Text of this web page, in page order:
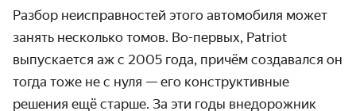
Разбор неисправностей этого автомобиля может
занять несколько томов. Во-первых, Patriot
выпуска­ется аж с 2005 года, причём создавался он
тогда тоже не с нуля — его конструктивные
решения ещё старше. За эти годы внедорожник